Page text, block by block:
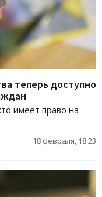
теперь доступно
имеет право на
18 февраля, 18:23